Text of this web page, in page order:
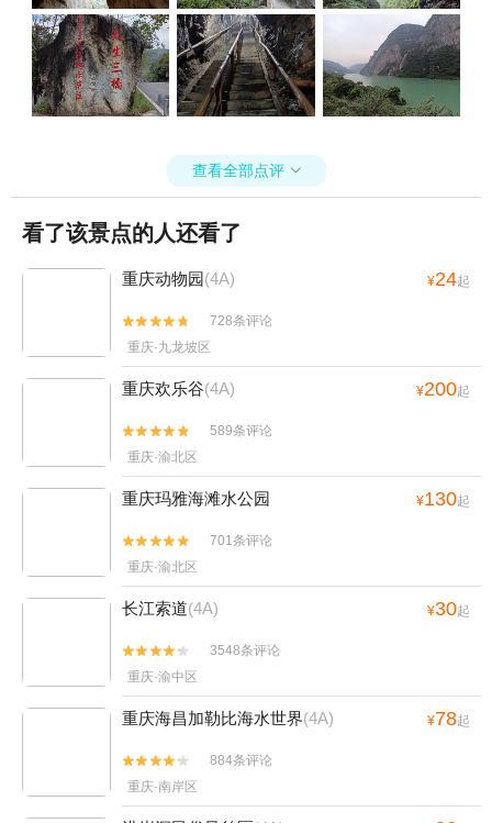
查看全部点评 
看了该景点的人还看了
重庆动物园(4A) ¥24起


728条评论
重庆·九龙坡区
重庆欢乐谷(4A) ¥200起


589条评论
重庆·渝北区
重庆玛雅海滩水公园 ¥130起


701条评论
重庆·渝北区
长江索道(4A) ¥30起


3548条评论
重庆·渝中区
重庆海昌加勒比海水世界(4A) ¥78起


884条评论
重庆·南岸区